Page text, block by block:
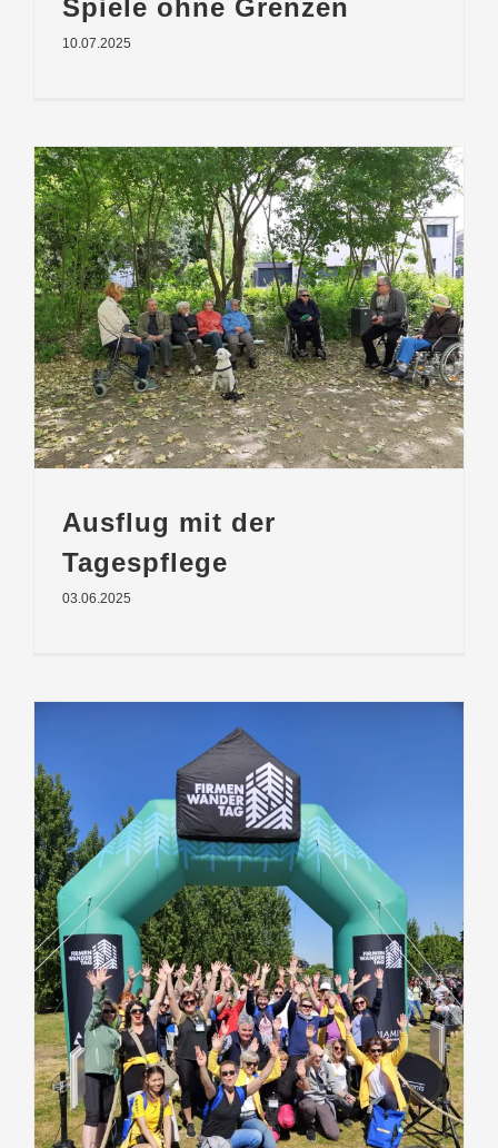
Spiele ohne Grenzen
10.07.2025
Ausflug mit der
Tagespflege
03.06.2025